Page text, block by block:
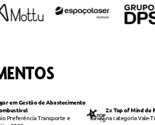
em Gestão de Abastecimento
Preferência Transporte e
2x Top of Mind de
na categoria Vale-